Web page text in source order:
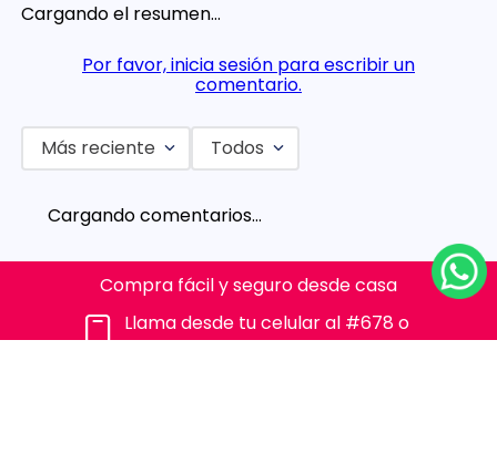
Cargando el resumen…
Por favor, inicia sesión para escribir un
comentario.
Más reciente Todos
Cargando comentarios…
Compra fácil y seguro desde casa
Llama desde tu celular al #678 o